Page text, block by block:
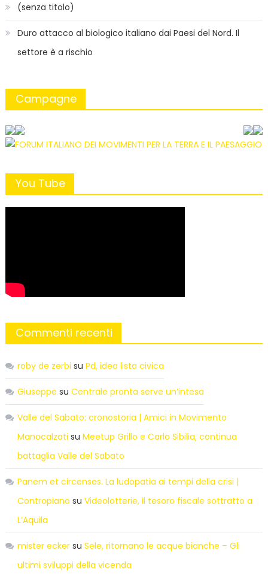
(senza titolo)
Duro attacco al biologico italiano dai Paesi del Nord. Il
settore è a rischio
Campagne
You Tube
Commenti recenti
roby de zerbi su Pd, idea lista civica
Giuseppe su Centrale pronta serve un’intesa
Valle del Sabato: cronostoria | Amici in Movimento
Manocalzati su Meetup Grillo e Carlo Sibilia, continua
battaglia Valle del Sabato
Panem et circenses. La ludopatia ai tempi della crisi |
Contropiano su Videolotterie, il tesoro fiscale sottratto a
L’Aquila
mister eckersu Sele, ritornano le acque bianche – Gli
ultimi sviluppi della vicenda